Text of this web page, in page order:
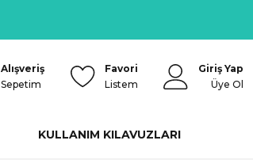
Alışveriş
Sepetim
Favori
Listem
Giriş Yap
Üye Ol
KULLANIM KILAVUZLARI